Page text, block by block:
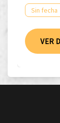
Sin fecha
VER